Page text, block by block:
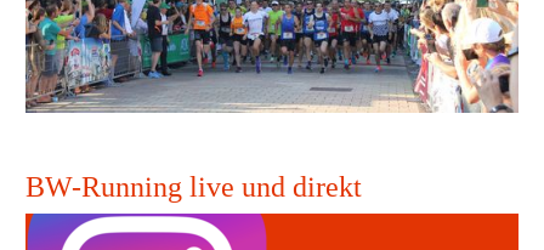
BW-Running live und direkt